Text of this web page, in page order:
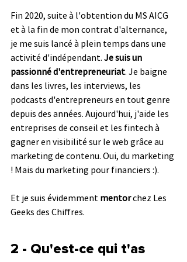
Fin 2020, suite à l'obtention du MS AICG
et à la fin de mon contrat d'alternance,
je me suis lancé à plein temps dans une
activité d'indépendant. Je suis un
passionné d'entrepreneuriat. Je baigne
dans les livres, les interviews, les
podcasts d'entrepreneurs en tout genre
depuis des années. Aujourd'hui, j'aide les
entreprises de conseil et les fintech à
gagner en visibilité sur le web grâce au
marketing de contenu. Oui, du marketing
! Mais du marketing pour financiers :).
Et je suis évidemment mentor chez Les
Geeks des Chiffres.
2 - Qu'est-ce qui t'as